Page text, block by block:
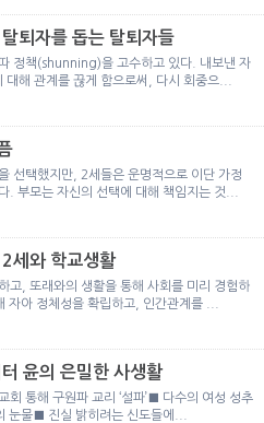
퇴자를 돕는 탈퇴자들
정책(shunning)을 고수하고 있다. 내보낸 자
대해 관계를 끊게 함으로써, 다시 회중으...
선택했지만, 2세들은 운명적으로 이단 가정
. 부모는 자신의 선택에 대해 책임지는 것...
세와 학교생활
고, 또래와의 생활을 통해 사회를 미리 경험하
자아 정체성을 확립하고, 인간관계를 ...
윤의 은밀한 사생활
회 통해 구원파 교리 ‘설파’■ 다수의 여성 성추
눈물■ 진실 밝히려는 신도들에...